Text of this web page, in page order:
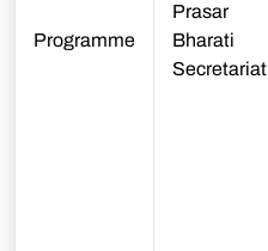
Programme
Prasar
Bharati
Secretariat